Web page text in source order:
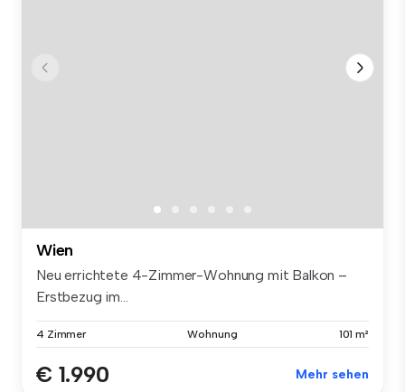
Wien
Neu errichtete 4-Zimmer-Wohnung mit Balkon –
Erstbezug im...
4 Zimmer Wohnung 101 m²
€ 1.990 Mehr sehen